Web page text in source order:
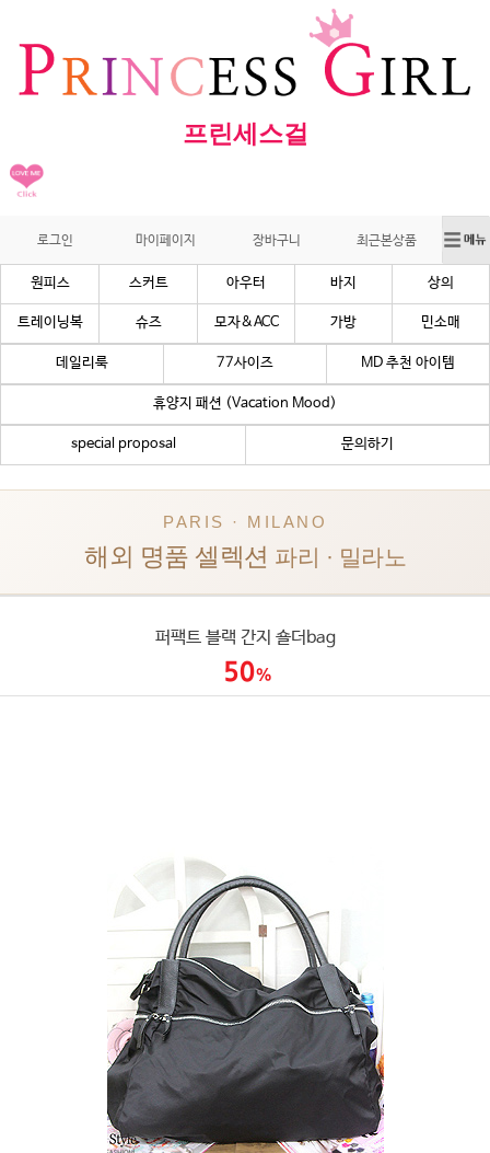
프린세스걸
로그인 마이페이지 장바구니 최근본상품
원피스 스커트 아우터 바지 상의
트레이닝복 슈즈 모자&ACC 가방 민소매
데일리룩 77사이즈 MD 추천 아이템
휴양지 패션 (Vacation Mood)
special proposal 문의하기
PARIS · MILANO
해외 명품 셀렉션 파리 · 밀라노
퍼팩트 블랙 간지 숄더bag